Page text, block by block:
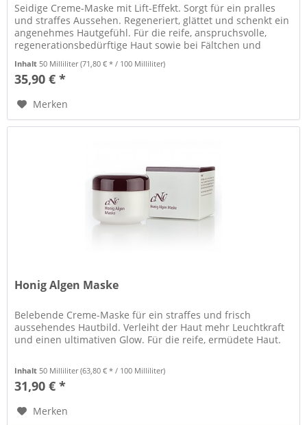
Seidige Creme-Maske mit Lift-Effekt. Sorgt für ein pralles
und straffes Aussehen. Regeneriert, glättet und schenkt ein
angenehmes Hautgefühl. Für die reife, anspruchsvolle,
regenerationsbedürftige Haut sowie bei Fältchen und
Inhalt 50 Milliliter(71,80 € * / 100 Milliliter)
35,90 € *
Merken
Honig Algen Maske
Belebende Creme-Maske für ein straffes und frisch
aussehendes Hautbild. Verleiht der Haut mehr Leuchtkraft
und einen ultimativen Glow. Für die reife, ermüdete Haut.
Inhalt 50 Milliliter(63,80 € * / 100 Milliliter)
31,90 € *
Merken